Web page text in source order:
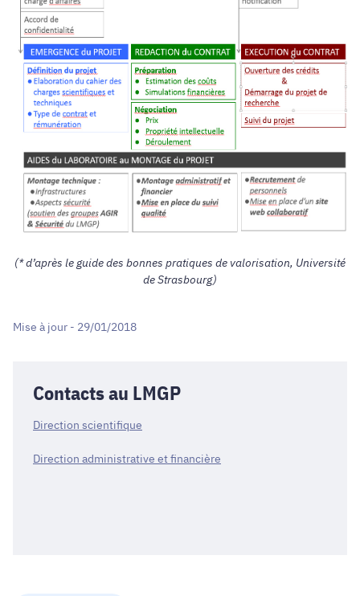
(* d’après le guide des bonnes pratiques de valorisation, Université
de Strasbourg)
Mise à jour - 29/01/2018
Contacts au LMGP
Direction scientifique
Direction administrative et financière